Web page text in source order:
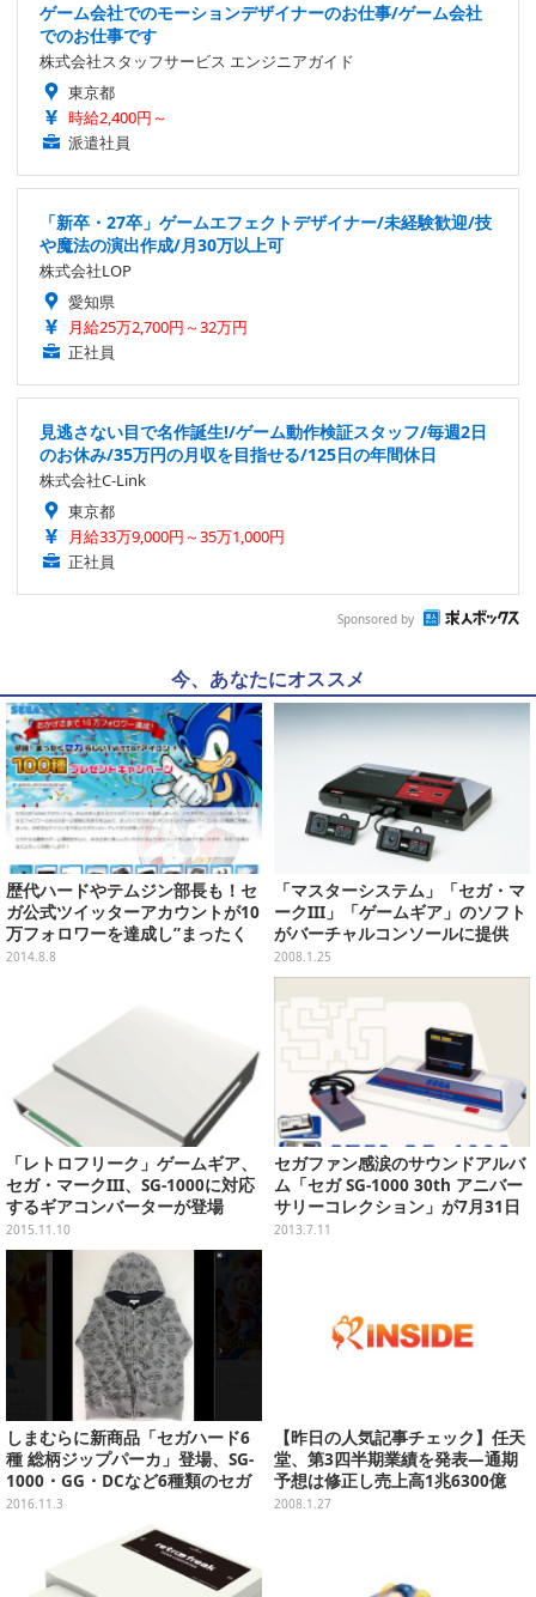
ゲーム会社でのモーションデザイナーのお仕事/ゲーム会社
でのお仕事です
株式会社スタッフサービス エンジニアガイド
東京都
時給2,400円～
派遣社員
「新卒・27卒」ゲームエフェクトデザイナー/未経験歓迎/技
や魔法の演出作成/月30万以上可
株式会社LOP
愛知県
月給25万2,700円～32万円
正社員
見逃さない目で名作誕生!/ゲーム動作検証スタッフ/毎週2日
のお休み/35万円の月収を目指せる/125日の年間休日
株式会社C-Link
東京都
月給33万9,000円～35万1,000円
正社員
Sponsored by
今、あなたにオススメ
歴代ハードやテムジン部長も！セ
ガ公式ツイッターアカウントが10
万フォロワーを達成し”まったく
セガらしい”アイコン100種を配布
2014.8.8
「マスターシステム」「セガ・マ
ークIII」「ゲームギア」のソフト
がバーチャルコンソールに提供
へ！
2008.1.25
「レトロフリーク」ゲームギア、
セガ・マークIII、SG-1000に対応
するギアコンバーターが登場
2015.11.10
セガファン感涙のサウンドアルバ
ム「セガ SG-1000 30th アニバー
サリーコレクション」が7月31日
に発売
2013.7.11
しまむらに新商品「セガハード6
種 総柄ジップパーカ」登場、SG-
1000・GG・DCなど6種類のセガ
ハードがデザイン
2016.11.3
【昨日の人気記事チェック】任天
堂、第3四半期業績を発表―通期
予想は修正し売上高1兆6300億
円、DSが6500万台、Wiiは2000万
2008.1.27